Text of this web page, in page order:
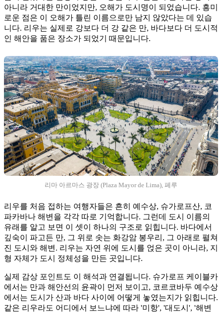
아니라 거대한 만이었지만, 오해가 도시명이 되었습니다. 흥미
로운 점은 이 오해가 틀린 이름으로만 남지 않았다는 데 있습
니다. 리우는 실제로 강보다 더 강 같은 만, 바다보다 더 도시적
인 해안을 품은 장소가 되었기 때문입니다.
리마 아르마스 광장 (Plaza Mayor de Lima), 페루
리우를 처음 접하는 여행자들은 흔히 예수상, 슈가로프산, 코
파카바나 해변을 각각 따로 기억합니다. 그런데 도시 이름의
유래를 알고 보면 이 셋이 하나의 구조로 읽힙니다. 바다에서
깊숙이 파고든 만, 그 위로 솟는 화강암 봉우리, 그 아래로 펼쳐
진 도시와 해변. 리우는 자연 위에 도시를 얹은 곳이 아니라, 지
형 자체가 도시 정체성을 만든 곳입니다.
실제 감상 포인트도 이 해석과 연결됩니다. 슈가로프 케이블카
에서는 만과 해안선의 윤곽이 먼저 보이고, 코르코바두 예수상
에서는 도시가 산과 바다 사이에 어떻게 놓였는지가 읽힙니다.
같은 리우라도 어디에서 보느냐에 따라 '미항', '대도시', '해변